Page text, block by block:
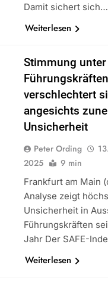
Damit sichert sich…
Weiterlesen
Stimmung unter
Führungskräften
verschlechtert
angesichts
Unsicherheit
Peter Ording
2025
9 min
Frankfurt am Main
Analyse zeigt
Unsicherheit in
Führungskräften
Jahr Der SAFE-
Weiterlesen